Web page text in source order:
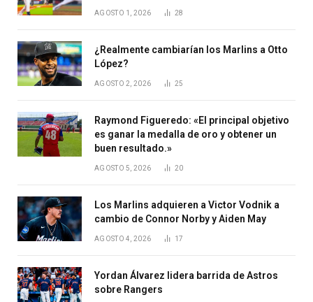
AGOSTO 1, 2026 28
¿Realmente cambiarían los Marlins a Otto
López?
AGOSTO 2, 2026 25
Raymond Figueredo: «El principal objetivo
es ganar la medalla de oro y obtener un
buen resultado.»
AGOSTO 5, 2026 20
Los Marlins adquieren a Victor Vodnik a
cambio de Connor Norby y Aiden May
AGOSTO 4, 2026 17
Yordan Álvarez lidera barrida de Astros
sobre Rangers